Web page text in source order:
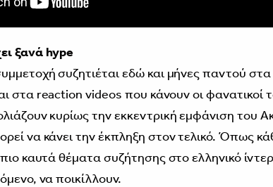
ξανά hype
συζητιέται εδώ και μήνες παντού στα
στα reaction videos που κάνουν οι φανατικοί
κυρίως την εκκεντρική εμφάνιση του
να κάνει την έκπληξη στον τελικό. Όπως
πιο καυτά θέματα συζήτησης στο ελληνικό
να ποικίλλουν.